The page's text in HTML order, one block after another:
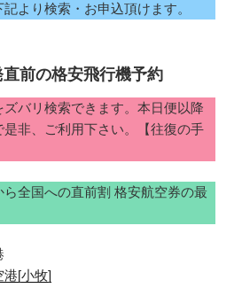
より検索・お申込頂けます。
前の格安飛行機予約
バリ検索できます。本日便以降
非、ご利用下さい。【往復の手
全国への直前割 格安航空券の最
[小牧]